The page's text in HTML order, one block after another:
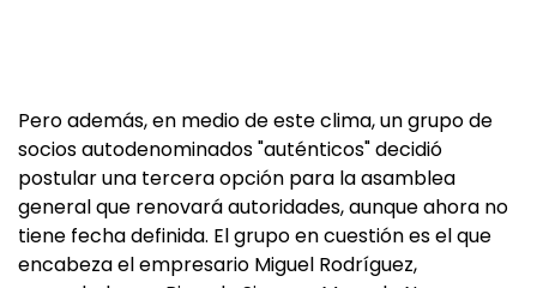
Pero además, en medio de este clima, un grupo de
socios autodenominados "auténticos" decidió
postular una tercera opción para la asamblea
general que renovará autoridades, aunque ahora no
tiene fecha definida. El grupo en cuestión es el que
encabeza el empresario Miguel Rodríguez,